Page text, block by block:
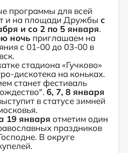
программы для всей
и на площади Дружбы с
и со 2 по 5 января.
ночь приглашаем на
с 01-00 до 03-00 в
стадиона «Гучково»
дискотека на коньках.
станет фестиваль
6, 7, 8 января
в статусе зимней
19 января отметим один
праздников
В округе